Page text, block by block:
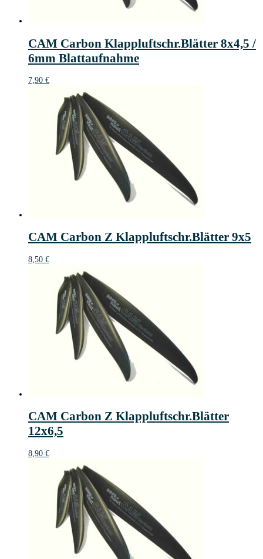
CAM Carbon Klappluftschr.Blätter 8x4,5 /
6mm Blattaufnahme
7,90 €
CAM Carbon Z Klappluftschr.Blätter 9x5
8,50 €
CAM Carbon Z Klappluftschr.Blätter
12x6,5
8,90 €